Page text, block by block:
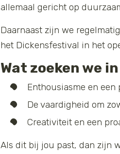
allemaal gericht op
Daarnaast zijn we
het Dickensfestival in het
Wat zoeken we
Enthousiasme en een
De vaardigheid om
Creativiteit en een
Als dit bij jou past, dan zijn